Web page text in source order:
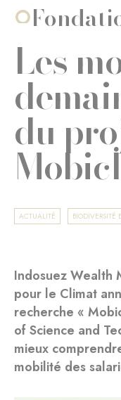
Les
du
ACTUALITÉ
Indosuez Wealth
pour le Climat
recherche «
of Science and
mieux
mobilité des